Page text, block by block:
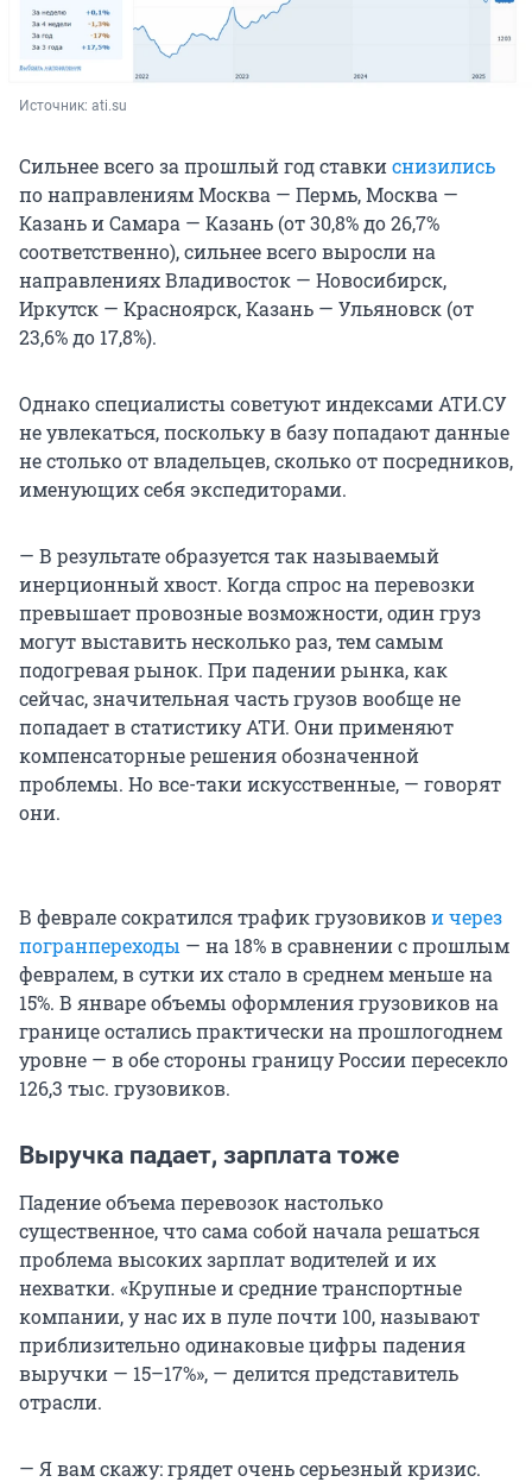
Источник: ati.su
Сильнее всего за прошлый год ставкиснизились
по направлениям Москва — Пермь, Москва —
Казань и Самара — Казань (от 30,8% до 26,7%
соответственно), сильнее всего выросли на
направлениях Владивосток — Новосибирск,
Иркутск — Красноярск, Казань — Ульяновск (от
23,6% до 17,8%).
Однако специалисты советуют индексами АТИ.СУ
не увлекаться, поскольку в базу попадают данные
не столько от владельцев, сколько от посредников,
именующих себя экспедиторами.
— В результате образуется так называемый
инерционный хвост. Когда спрос на перевозки
превышает провозные возможности, один груз
могут выставить несколько раз, тем самым
подогревая рынок. При падении рынка, как
сейчас, значительная часть грузов вообще не
попадает в статистику АТИ. Они применяют
компенсаторные решения обозначенной
проблемы. Но все-таки искусственные, — говорят
они.
В феврале сократился трафик грузовикови через
погранпереходы — на 18% в сравнении с прошлым
февралем, в сутки их стало в среднем меньше на
15%. В январе объемы оформления грузовиков на
границе остались практически на прошлогоднем
уровне — в обе стороны границу России пересекло
126,3 тыс. грузовиков.
Выручка падает, зарплата тоже
Падение объема перевозок настолько
существенное, что сама собой начала решаться
проблема высоких зарплат водителей и их
нехватки. «Крупные и средние транспортные
компании, у нас их в пуле почти 100, называют
приблизительно одинаковые цифры падения
выручки — 15–17%», — делится представитель
отрасли.
— Я вам скажу: грядет очень серьезный кризис.